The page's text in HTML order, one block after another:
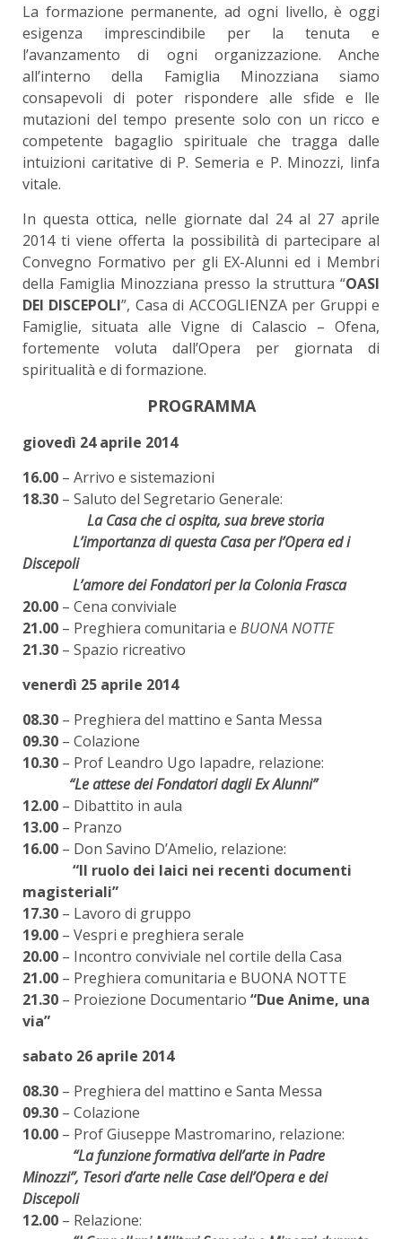
La formazione permanente, ad ogni livello, è oggi
esigenza imprescindibile per la tenuta e
l’avanzamento di ogni organizzazione. Anche
all’interno della Famiglia Minozziana siamo
consapevoli di poter rispondere alle sfide e lle
mutazioni del tempo presente solo con un ricco e
competente bagaglio spirituale che tragga dalle
intuizioni caritative di P. Semeria e P. Minozzi, linfa
vitale.
In questa ottica, nelle giornate dal 24 al 27 aprile
2014 ti viene offerta la possibilità di partecipare al
Convegno Formativo per gli EX-Alunni ed i Membri
della Famiglia Minozziana presso la struttura “OASI
DEI DISCEPOLI”, Casa di ACCOGLIENZA per Gruppi e
Famiglie, situata alle Vigne di Calascio – Ofena,
fortemente voluta dall’Opera per giornata di
spiritualità e di formazione.
PROGRAMMA
giovedì 24 aprile 2014
16.00 – Arrivo e sistemazioni
18.30 – Saluto del Segretario Generale:
La Casa che ci ospita, sua breve storia
L’importanza di questa Casa per l’Opera ed i
Discepoli
L’amore dei Fondatori per la Colonia Frasca
20.00 – Cena conviviale
21.00 – Preghiera comunitaria e BUONA NOTTE
21.30 – Spazio ricreativo
venerdì 25 aprile 2014
08.30 – Preghiera del mattino e Santa Messa
09.30 – Colazione
10.30 – Prof Leandro Ugo Iapadre, relazione:
“Le attese dei Fondatori dagli Ex Alunni”
12.00 – Dibattito in aula
13.00 – Pranzo
16.00 – Don Savino D’Amelio, relazione:
“Il ruolo dei laici nei recenti documenti
magisteriali”
17.30 – Lavoro di gruppo
19.00 – Vespri e preghiera serale
20.00 – Incontro conviviale nel cortile della Casa
21.00 – Preghiera comunitaria e BUONA NOTTE
21.30 – Proiezione Documentario “Due Anime, una
via”
sabato 26 aprile 2014
08.30 – Preghiera del mattino e Santa Messa
09.30 – Colazione
10.00 – Prof Giuseppe Mastromarino, relazione:
“La funzione formativa dell’arte in Padre
Minozzi”, Tesori d’arte nelle Case dell’Opera e dei
Discepoli
12.00 – Relazione: